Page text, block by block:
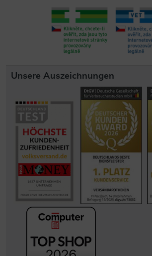
Unsere Auszeichnungen